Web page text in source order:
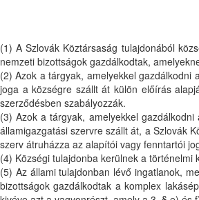
(1) A Szlovák Köztársaság tulajdonából
nemzeti bizottságok gazdálkodtak,
(2) Azok a tárgyak, amelyekkel gazdálkodni
joga a községre szállt át külön előírás
szerződésben szabályozzák.
(3) Azok a tárgyak, amelyekkel
államigazgatási szervre szállt át, a Szlovák
szerv átruházza az alapítói vagy fenntartói
(4) Községi tulajdonba kerülnek a
(5) Az állami tulajdonban lévő ingatlanok,
bizottságok gazdálkodtak a komplex